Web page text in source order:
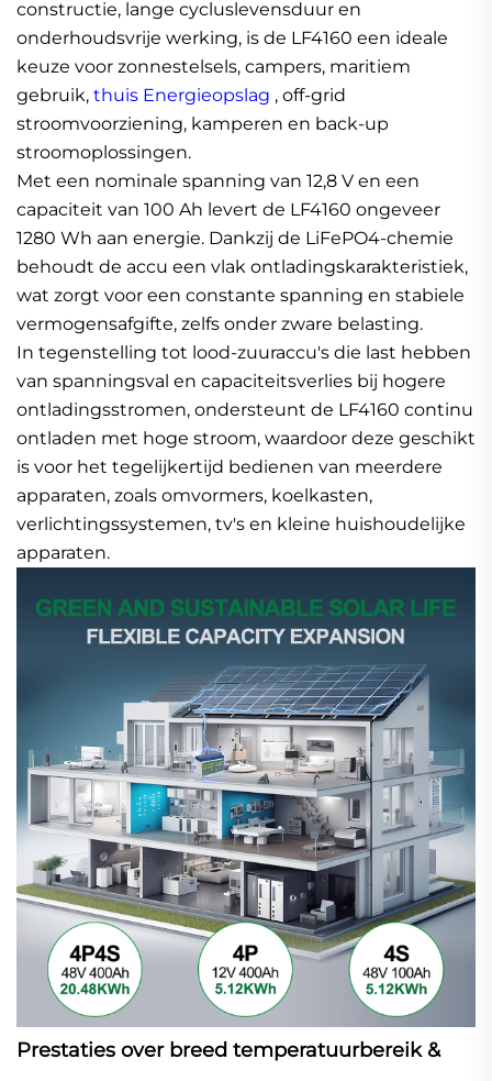
constructie, lange cycluslevensduur en
onderhoudsvrije werking, is de LF4160 een ideale
keuze voor zonnestelsels, campers, maritiem
gebruik, thuis Energieopslag , off-grid
stroomvoorziening, kamperen en back-up
stroomoplossingen.
Met een nominale spanning van 12,8 V en een
capaciteit van 100 Ah levert de LF4160 ongeveer
1280 Wh aan energie. Dankzij de LiFePO4-chemie
behoudt de accu een vlak ontladingskarakteristiek,
wat zorgt voor een constante spanning en stabiele
vermogensafgifte, zelfs onder zware belasting.
In tegenstelling tot lood-zuuraccu's die last hebben
van spanningsval en capaciteitsverlies bij hogere
ontladingsstromen, ondersteunt de LF4160 continu
ontladen met hoge stroom, waardoor deze geschikt
is voor het tegelijkertijd bedienen van meerdere
apparaten, zoals omvormers, koelkasten,
verlichtingssystemen, tv's en kleine huishoudelijke
apparaten.
Prestaties over breed temperatuurbereik &